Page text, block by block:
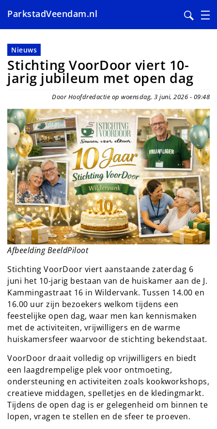
en
naar
de
inhoud
ParkstadVeendam.nl
Nieuws
Stichting VoorDoor viert 10-
jarig jubileum met open dag
Door Hoofdredactie op woensdag, 3 juni, 2026 - 09:48
Afbeelding BeeldPiloot
Stichting VoorDoor viert aanstaande zaterdag 6
juni het 10-jarig bestaan van de huiskamer aan de J.
Kammingastraat 16 in Wildervank. Tussen 14.00 en
16.00 uur zijn bezoekers welkom tijdens een
feestelijke open dag, waar men kan kennismaken
met de activiteiten, vrijwilligers en de warme
huiskamersfeer waarvoor de stichting bekendstaat.
VoorDoor draait volledig op vrijwilligers en biedt
een laagdrempelige plek voor ontmoeting,
ondersteuning en activiteiten zoals kookworkshops,
creatieve middagen, spelletjes en de kledingmarkt.
Tijdens de open dag is er gelegenheid om binnen te
lopen, vragen te stellen en de sfeer te proeven.